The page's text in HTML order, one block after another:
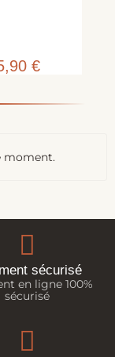
€
moment.
sécurisé
en ligne 100%
sécurisé